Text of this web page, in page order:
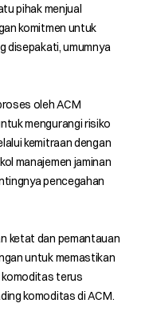
pihak menjual
komitmen untuk
disepakati, umumnya
oleh ACM
mengurangi risiko
kemitraan dengan
manajemen jaminan
pencegahan
ketat dan pemantauan
untuk memastikan
komoditas terus
komoditas di ACM.